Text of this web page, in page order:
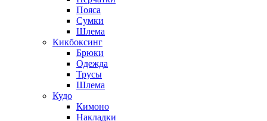
Пояса
Сумки
Шлема
Кикбоксинг
Брюки
Одежда
Трусы
Шлема
Кудо
Кимоно
Накладки